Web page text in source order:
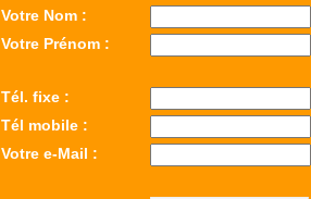
Votre Nom :
Votre Prénom :
Tél. fixe :
Tél mobile :
Votre e-Mail :